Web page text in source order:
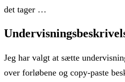
det tager …
Jeg har valgt at sætte
over forløbene og copy-paste